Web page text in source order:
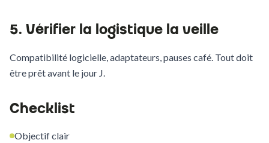
5. Vérifier la logistique la veille
Compatibilité logicielle, adaptateurs, pauses café. Tout doit
être prêt avant le jour J.
Checklist
Objectif clair